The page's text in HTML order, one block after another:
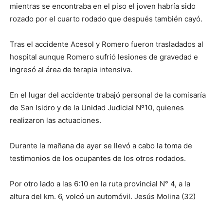
mientras se encontraba en el piso el joven habría sido
rozado por el cuarto rodado que después también cayó.
Tras el accidente Acesol y Romero fueron trasladados al
hospital aunque Romero sufrió lesiones de gravedad e
ingresó al área de terapia intensiva.
En el lugar del accidente trabajó personal de la comisaría
de San Isidro y de la Unidad Judicial Nº10, quienes
realizaron las actuaciones.
Durante la mañana de ayer se llevó a cabo la toma de
testimonios de los ocupantes de los otros rodados.
Por otro lado a las 6:10 en la ruta provincial N° 4, a la
altura del km. 6, volcó un automóvil. Jesús Molina (32)